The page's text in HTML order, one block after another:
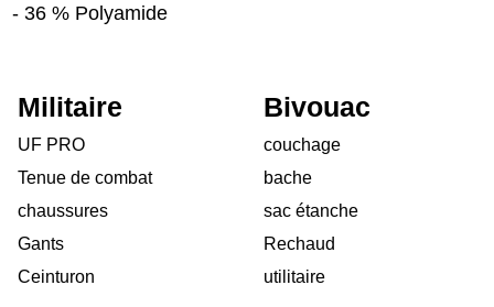
- 36 % Polyamide
Militaire
UF PRO
Tenue de combat
chaussures
Gants
Ceinturon
Bivouac
couchage
bache
sac étanche
Rechaud
utilitaire